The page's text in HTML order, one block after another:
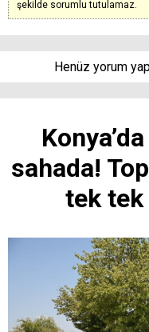
şekilde sorumlu tutulamaz.
Henüz yorum
sahada!
tek